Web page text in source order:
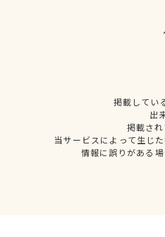
掲載してい
出
掲載さ
当サービスによって生じ
情報に誤りがある